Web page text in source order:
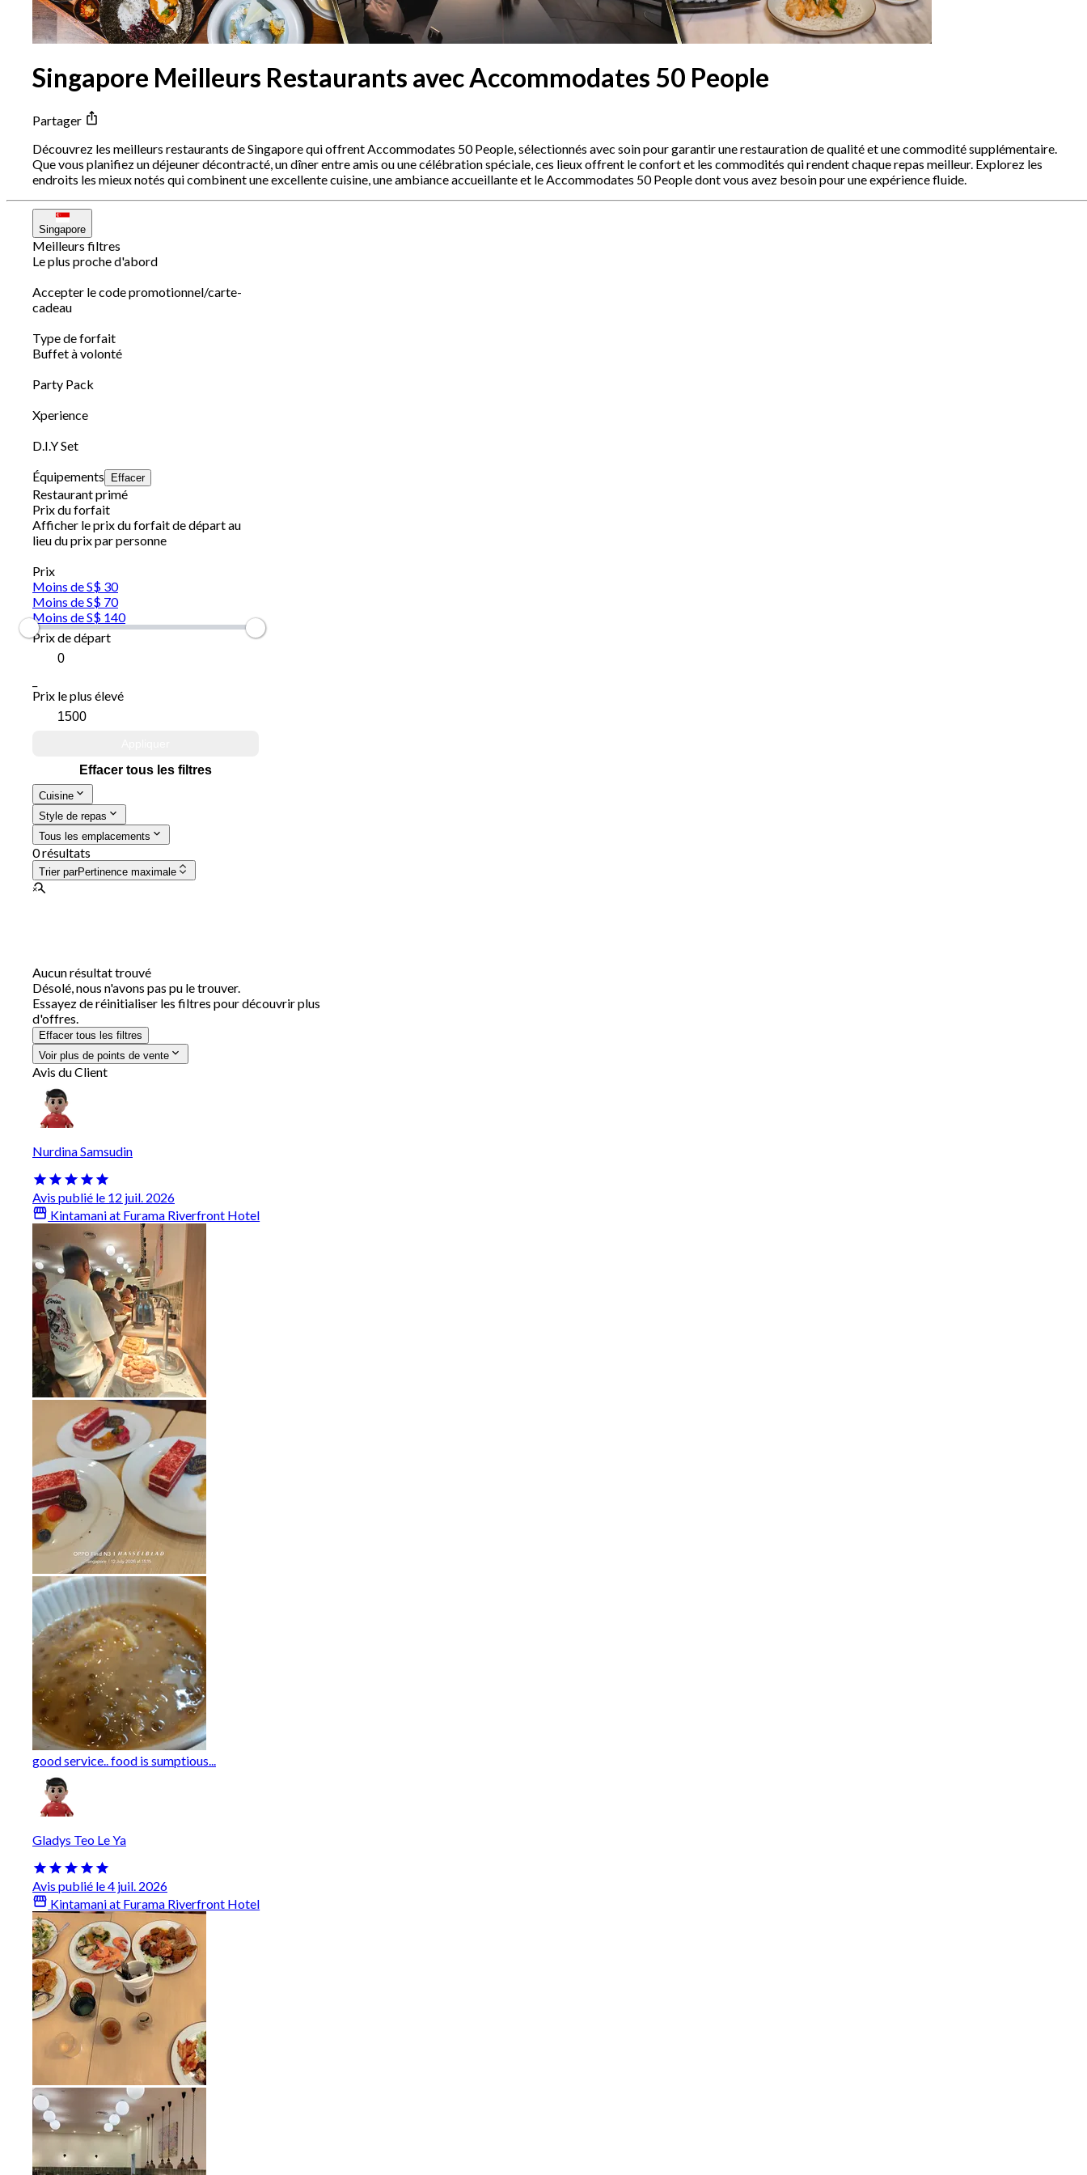
Singapore Meilleurs Restaurants avec Accommodates 50 People
Partager
Découvrez les meilleurs restaurants de Singapore qui offrent Accommodates 50 People, sélectionnés avec soin pour garantir une restauration de qualité et une commodité supplémentaire.
Que vous planifiez un déjeuner décontracté, un dîner entre amis ou une célébration spéciale, ces lieux offrent le confort et les commodités qui rendent chaque repas meilleur. Explorez les
endroits les mieux notés qui combinent une excellente cuisine, une ambiance accueillante et le Accommodates 50 People dont vous avez besoin pour une expérience fluide.
Singapore
Meilleurs filtres
Le plus proche d'abord
Accepter le code promotionnel/carte-
cadeau
Type de forfait
Buffet à volonté
Party Pack
Xperience
D.I.Y Set
Équipements
Effacer
Restaurant primé
Prix du forfait
Afficher le prix du forfait de départ au
lieu du prix par personne
Prix
Moins de S$ 30
Moins de S$ 70
Moins de S$ 140
Prix de départ
Prix le plus élevé
Effacer tous les filtres
Cuisine
Style de repas
Tous les emplacements
0 résultats
Trier parPertinence maximale
Aucun résultat trouvé
Désolé, nous n'avons pas pu le trouver.
Essayez de réinitialiser les filtres pour découvrir plus
d'offres.
Effacer tous les filtres
Voir plus de points de vente
Avis du Client
Nurdina Samsudin
Avis publié le 12 juil. 2026
Kintamani at Furama Riverfront Hotel
good service.. food is sumptious...
Gladys Teo Le Ya
Avis publié le 4 juil. 2026
Kintamani at Furama Riverfront Hotel